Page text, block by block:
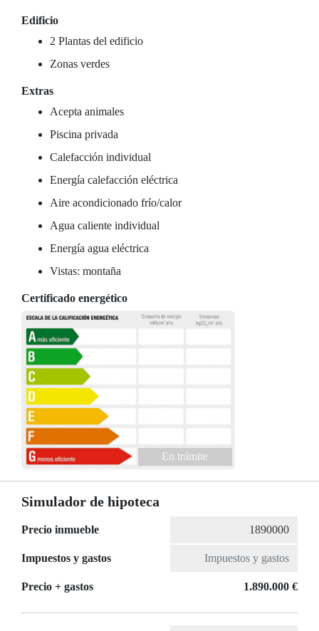
Edificio
2 Plantas del edificio
Zonas verdes
Extras
Acepta animales
Piscina privada
Calefacción individual
Energía calefacción eléctrica
Aire acondicionado frío/calor
Agua caliente individual
Energía agua eléctrica
Vistas: montaña
Certificado energético
En trámite
Simulador de hipoteca
Precio inmueble
Impuestos y gastos
Precio + gastos 1.890.000 €